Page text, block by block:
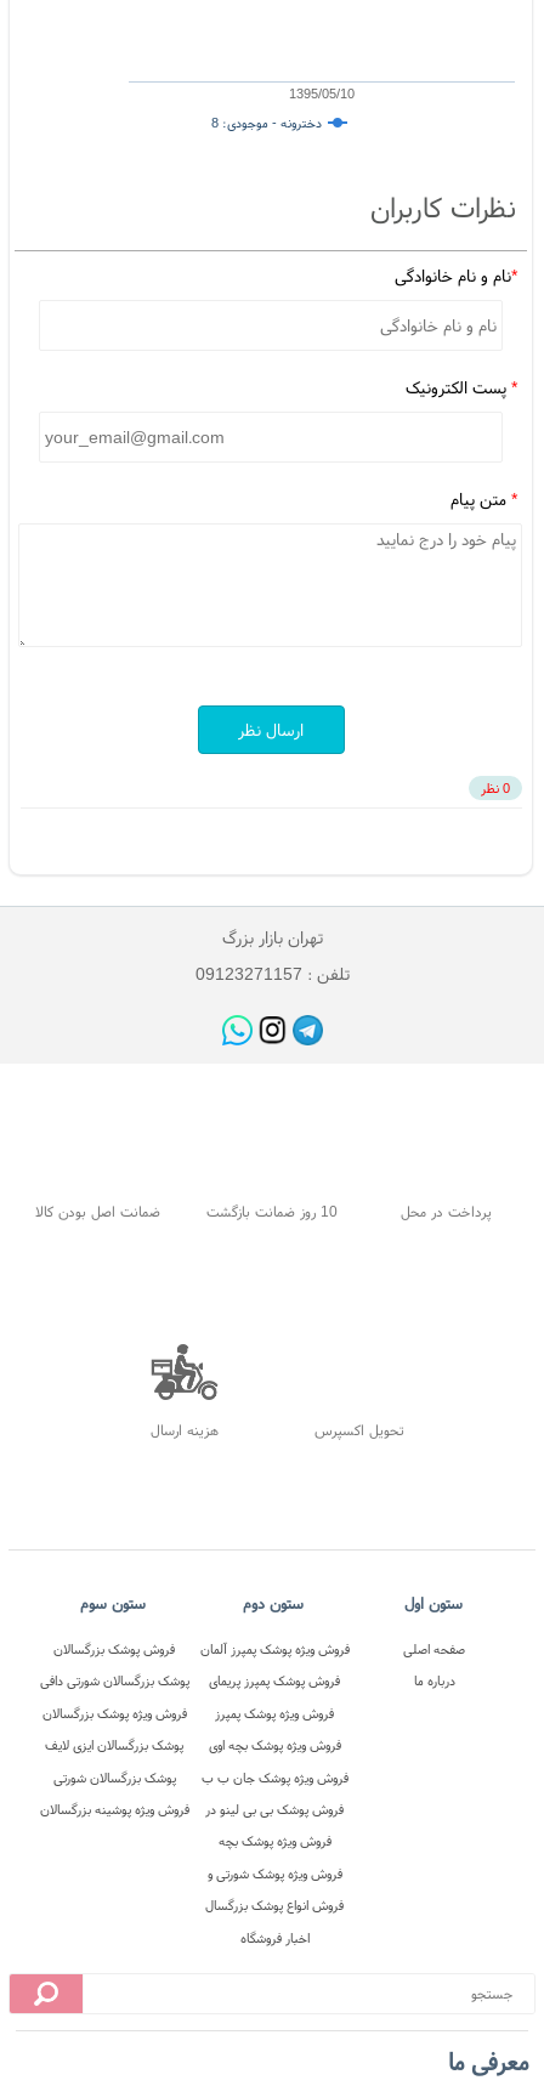
دخترونه - موجودی: 8
1395/05/10
نظرات کاربران
*نام و نام خانوادگی
* پست الکترونیک
* متن پیام
ارسال نظر
0 نظر
تهران بازار بزرگ
تلفن : 09123271157
معرفی ما